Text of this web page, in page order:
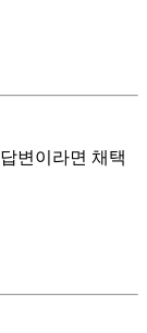
변이라면 채택